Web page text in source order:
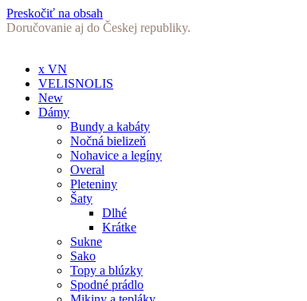
Preskočiť na obsah
Doručovanie aj do Českej republiky.
x VN
VELISNOLIS
New
Dámy
Bundy a kabáty
Nočná bielizeň
Nohavice a legíny
Overal
Pleteniny
Šaty
Dlhé
Krátke
Sukne
Sako
Topy a blúzky
Spodné prádlo